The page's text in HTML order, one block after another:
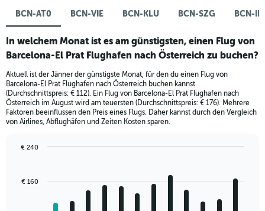
BCN-AT0 BCN-VIE BCN-KLU BCN-SZG BCN-
In welchem Monat ist es am günstigsten, einen Flug von
Barcelona-El Prat Flughafen nach Österreich zu buchen?
Aktuell ist der Jänner der günstigste Monat, für den du einen Flug von
Barcelona-El Prat Flughafen nach Österreich buchen kannst
(Durchschnittspreis: € 112). Ein Flug von Barcelona-El Prat Flughafen nach
Österreich im August wird am teuersten (Durchschnittspreis: € 176). Mehrere
Faktoren beeinflussen den Preis eines Flugs. Daher kannst durch den Vergleich
von Airlines, Abflughäfen und Zeiten Kosten sparen.
12
€ 160
€ 240